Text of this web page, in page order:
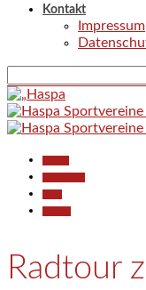
Kontakt
Impressum
Radtour